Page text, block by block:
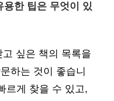
한 팁은 무엇이 있
싶은 책의 목록을
하는 것이 좋습니
르게 찾을 수 있고,